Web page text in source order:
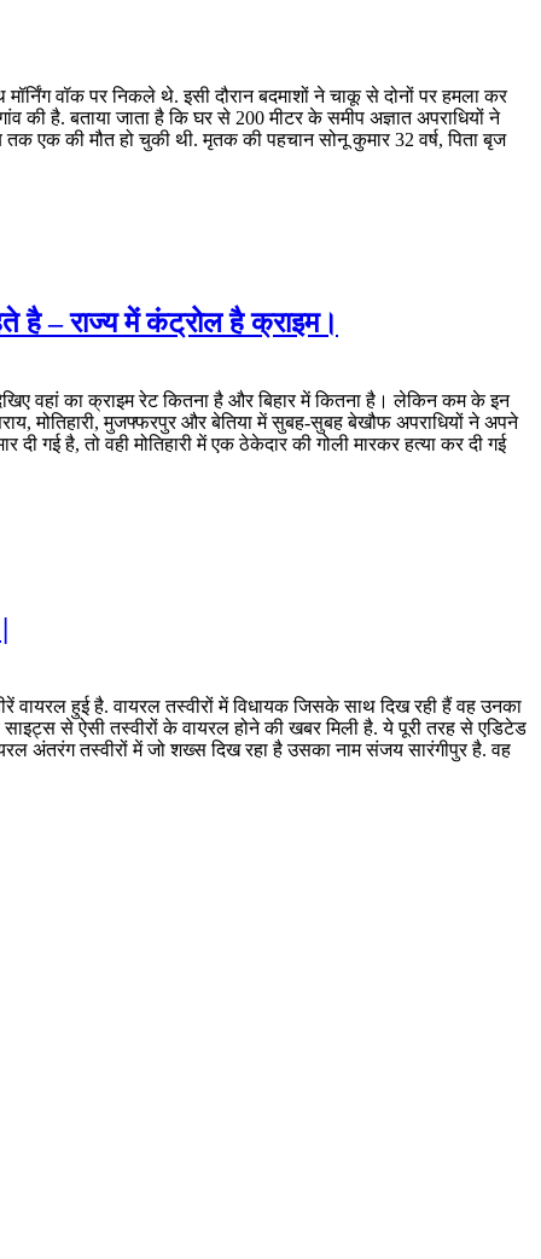
वॉक पर निकले थे. इसी दौरान बदमाशों ने चाकू से दोनों पर हमला कर
की है. बताया जाता है कि घर से 200 मीटर के समीप अज्ञात अपराधियों ने
एक की मौत हो चुकी थी. मृतक की पहचान सोनू कुमार 32 वर्ष, पिता बृज
है – राज्य में कंट्रोल है क्राइम।
वहां का क्राइम रेट कितना है और बिहार में कितना है। लेकिन कम के इन
मोतिहारी, मुजफ्फरपुर और बेतिया में सुबह-सुबह बेखौफ अपराधियों ने अपने
गई है, तो वही मोतिहारी में एक ठेकेदार की गोली मारकर हत्या कर दी गई
वायरल हुई है. वायरल तस्वीरों में विधायक जिसके साथ दिख रही हैं वह उनका
साइट्स से ऐसी तस्वीरों के वायरल होने की खबर मिली है. ये पूरी तरह से एडिटेड
अंतरंग तस्वीरों में जो शख्स दिख रहा है उसका नाम संजय सारंगीपुर है. वह